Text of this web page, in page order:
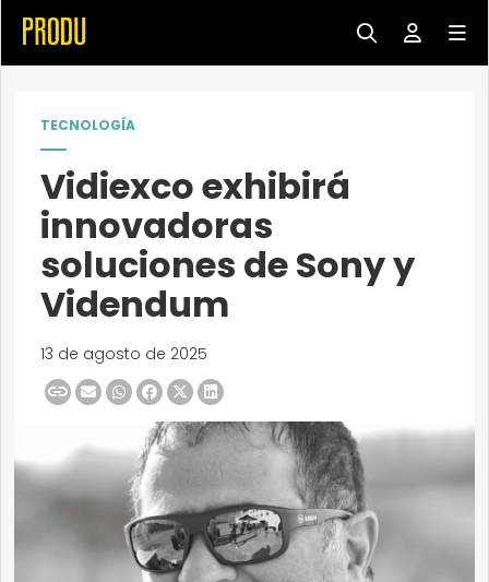
TECNOLOGÍA
Vidiexco exhibirá
innovadoras
soluciones de Sony y
Videndum
13 de agosto de 2025